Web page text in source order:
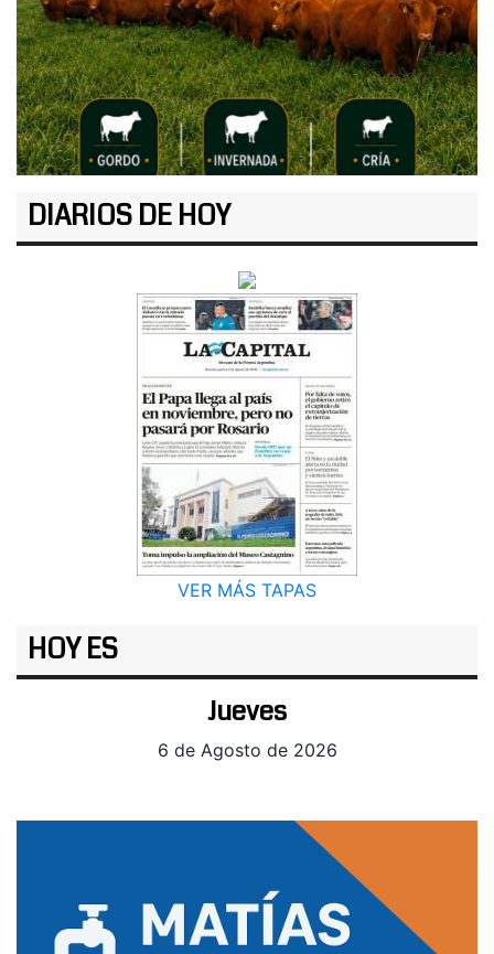
DIARIOS DE HOY
VER MÁS TAPAS
HOY ES
Jueves
6 de Agosto de 2026